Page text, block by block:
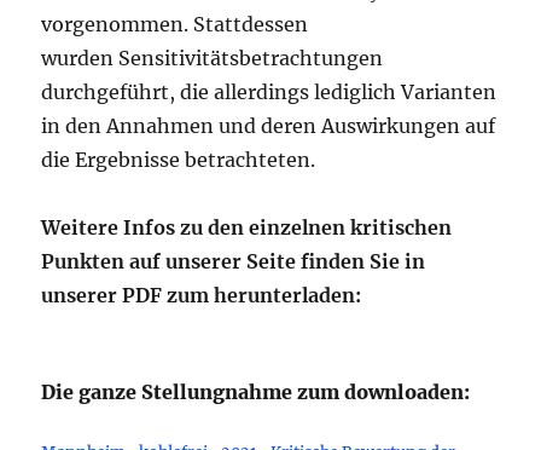
vorgenommen. Stattdessen
wurden Sensitivitätsbetrachtungen
durchgeführt, die allerdings lediglich Varianten
in den Annahmen und deren Auswirkungen auf
die Ergebnisse betrachteten.
Weitere Infos zu den einzelnen kritischen
Punkten auf unserer Seite finden Sie in
unserer PDF zum herunterladen:
Die ganze Stellungnahme zum downloaden: